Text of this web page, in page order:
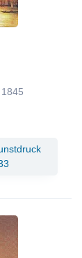
1845